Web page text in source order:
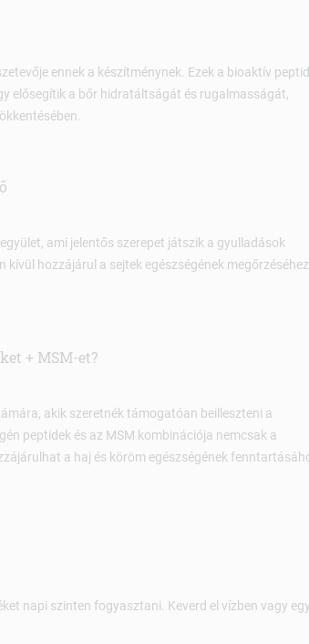
ennek a készítménynek. Ezek a bioaktív
elősegítik a bőr hidratáltságát és rugalmasságát,
ami jelentős szerepet játszik a gyulladások
kívül hozzájárul a sejtek egészségének megőrzéséhez
+ MSM-et?
akik szeretnék támogatóan beilleszteni a
peptidek és az MSM kombinációja nemcsak a
a haj és köröm egészségének
napi szinten fogyasztani. Keverd el vízben vagy egy